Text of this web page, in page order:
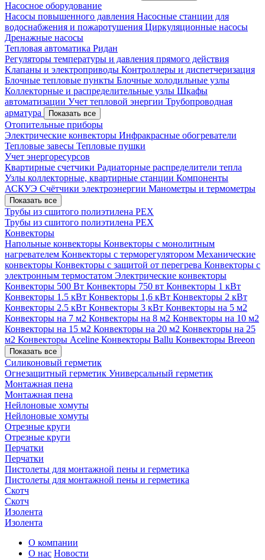
Насосное оборудование
Насосы повышенного давления Насосные станции для
водоснабжения и пожаротушения Циркуляционные насосы
Дренажные насосы
Тепловая автоматика Ридан
Регуляторы температуры и давления прямого действия
Клапаны и электроприводы Контроллеры и диспетчеризация
Блочные тепловые пункты Блочные холодильные узлы
Коллекторные и распределительные узлы Шкафы
автоматизации Учет тепловой энергии Трубопроводная
арматура
Показать все
Отопительные приборы
Электрические конвекторы Инфракрасные обогреватели
Тепловые завесы Тепловые пушки
Учет энергоресурсов
Квартирные счетчики Радиаторные распределители тепла
Узлы коллекторные, квартирные станции Компоненты
АСКУЭ Счётчики электроэнергии Манометры и термометры
Показать все
Трубы из сшитого полиэтилена PEX
Трубы из сшитого полиэтилена PEX
Конвекторы
Напольные конвекторы Конвекторы с монолитным
нагревателем Конвекторы с терморегулятором Механические
конвекторы Конвекторы с защитой от перегрева Конвекторы с
электронным термостатом Электрические конвекторы
Конвекторы 500 Вт Конвекторы 750 вт Конвекторы 1 кВт
Конвекторы 1.5 кВт Конвекторы 1,6 кВт Конвекторы 2 кВт
Конвекторы 2.5 кВт Конвекторы 3 кВт Конвекторы на 5 м2
Конвекторы на 7 м2 Конвекторы на 8 м2 Конвекторы на 10 м2
Конвекторы на 15 м2 Конвекторы на 20 м2 Конвекторы на 25
м2 Конвекторы Aceline Конвекторы Ballu Конвекторы Breeon
Показать все
Силиконовый герметик
Огнезащитный герметик Универсальный герметик
Монтажная пена
Монтажная пена
Нейлоновые хомуты
Нейлоновые хомуты
Отрезные круги
Отрезные круги
Перчатки
Перчатки
Пистолеты для монтажной пены и герметика
Пистолеты для монтажной пены и герметика
Скотч
Скотч
Изолента
Изолента
О компании
О нас Новости